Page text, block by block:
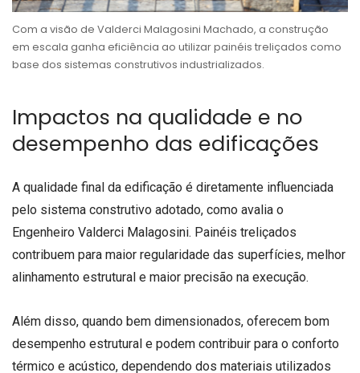
Com a visão de Valderci Malagosini Machado, a construção
em escala ganha eficiência ao utilizar painéis treliçados como
base dos sistemas construtivos industrializados.
Impactos na qualidade e no
desempenho das edificações
A qualidade final da edificação é diretamente influenciada
pelo sistema construtivo adotado, como avalia o
Engenheiro Valderci Malagosini. Painéis treliçados
contribuem para maior regularidade das superfícies, melhor
alinhamento estrutural e maior precisão na execução.
Além disso, quando bem dimensionados, oferecem bom
desempenho estrutural e podem contribuir para o conforto
térmico e acústico, dependendo dos materiais utilizados